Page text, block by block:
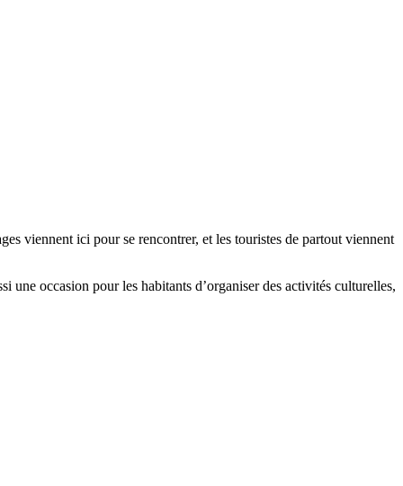
viennent ici pour se rencontrer, et les touristes de partout viennent
une occasion pour les habitants d’organiser des activités culturelles,